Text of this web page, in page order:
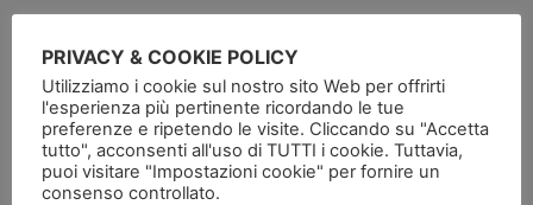
PRIVACY & COOKIE POLICY
Utilizziamo i cookie sul nostro sito Web per offrirti
l'esperienza più pertinente ricordando le tue
preferenze e ripetendo le visite. Cliccando su "Accetta
tutto", acconsenti all'uso di TUTTI i cookie. Tuttavia,
puoi visitare "Impostazioni cookie" per fornire un
consenso controllato.